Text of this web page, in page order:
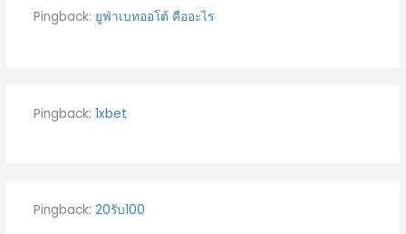
Pingback: ยูฟ่าเบทออโต้ คืออะไร
Pingback: 1xbet
Pingback: 20รับ100